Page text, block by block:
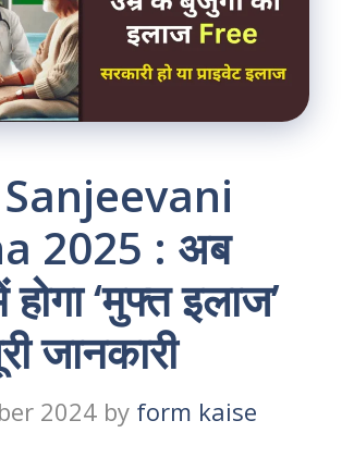
2025 : अब
होगा ‘मुफ्त इलाज’
जानकारी
2024 by form kaise